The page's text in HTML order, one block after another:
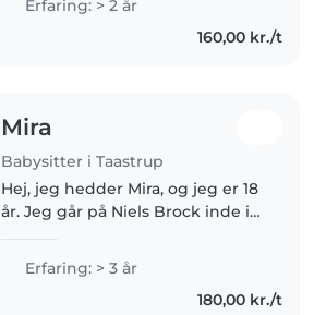
and sister and I adored it. Over
Erfaring: > 2 år
160,00 kr./t
Mira
Babysitter i Taastrup
Hej, jeg hedder Mira, og jeg er 18
år. Jeg går på Niels Brock inde i
og ansvarlig person, som elsker
at være sammen med børn. Jeg
har passet mine kusiner..
Erfaring: > 3 år
180,00 kr./t